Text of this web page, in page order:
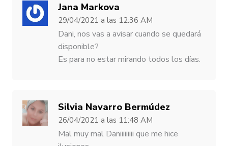
Jana Markova
29/04/2021 a las 12:36 AM
Dani, nos vas a avisar cuando se quedará
disponible?
Es para no estar mirando todos los días.
Silvia Navarro Bermúdez
26/04/2021 a las 11:48 AM
Mal muy mal Daniiiiiiiii que me hice